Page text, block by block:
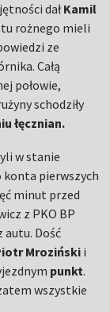
dałKamil
rożnego mieli
ze
Całą
połowie,
schodziły
łęcznian.
w stanie
konta pierwszych
minut przed
z PKO BP
autu. Dość
Mroziński i
punkt.
wszystkie